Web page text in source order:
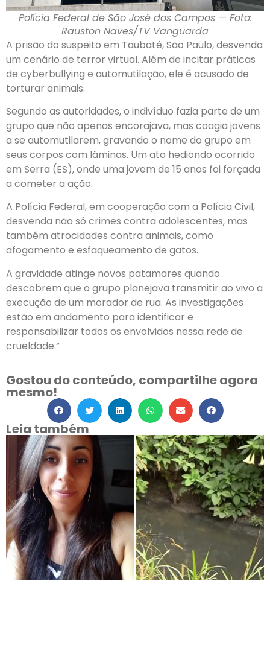
Polícia Federal de São José dos Campos — Foto:
Rauston Naves/TV Vanguarda
A prisão do suspeito em Taubaté, São Paulo, desvenda
um cenário de terror virtual. Além de incitar práticas
de cyberbullying e automutilação, ele é acusado de
torturar animais.
Segundo as autoridades, o indivíduo fazia parte de um
grupo que não apenas encorajava, mas coagia jovens
a se automutilarem, gravando o nome do grupo em
seus corpos com lâminas. Um ato hediondo ocorrido
em Serra (ES), onde uma jovem de 15 anos foi forçada
a cometer a ação.
A Polícia Federal, em cooperação com a Polícia Civil,
desvenda não só crimes contra adolescentes, mas
também atrocidades contra animais, como
afogamento e esfaqueamento de gatos.
A gravidade atinge novos patamares quando
descobrem que o grupo planejava transmitir ao vivo a
execução de um morador de rua. As investigações
estão em andamento para identificar e
responsabilizar todos os envolvidos nessa rede de
crueldade.”
Gostou do conteúdo, compartilhe agora
mesmo!
Leia também